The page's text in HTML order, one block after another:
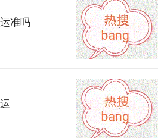
准吗